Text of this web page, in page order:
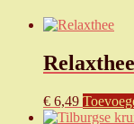
Relaxthee
€ 6,49